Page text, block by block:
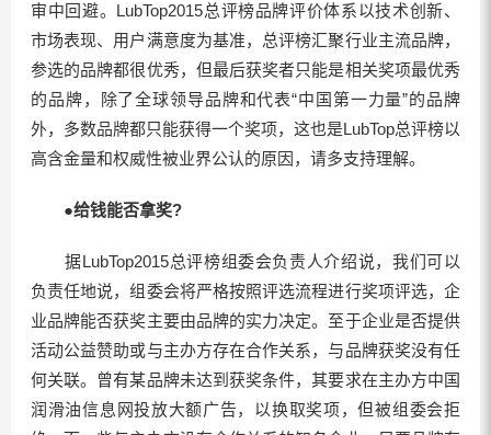
审中回避。LubTop2015总评榜品牌评价体系以技术创新、
市场表现、用户满意度为基准，总评榜汇聚行业主流品牌，
参选的品牌都很优秀，但最后获奖者只能是相关奖项最优秀
的品牌，除了全球领导品牌和代表“中国第一力量”的品牌
外，多数品牌都只能获得一个奖项，这也是LubTop总评榜以
高含金量和权威性被业界公认的原因，请多支持理解。
●给钱能否拿奖?
据LubTop2015总评榜组委会负责人介绍说，我们可以
负责任地说，组委会将严格按照评选流程进行奖项评选，企
业品牌能否获奖主要由品牌的实力决定。至于企业是否提供
活动公益赞助或与主办方存在合作关系，与品牌获奖没有任
何关联。曾有某品牌未达到获奖条件，其要求在主办方中国
润滑油信息网投放大额广告，以换取奖项，但被组委会拒